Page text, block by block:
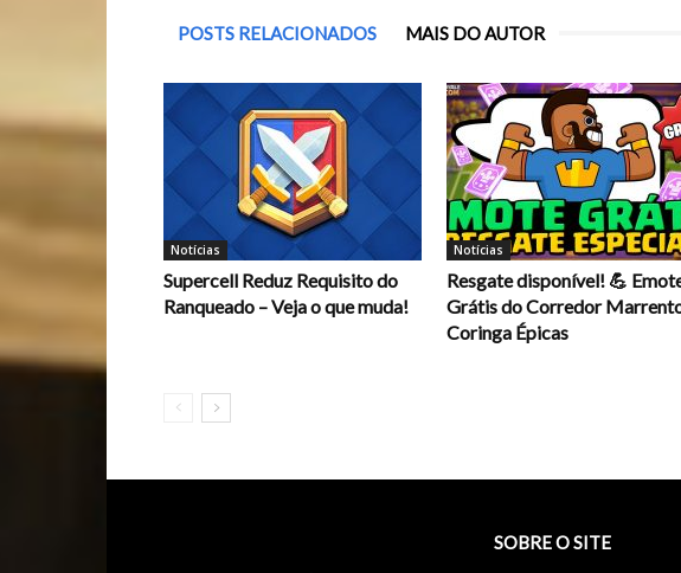
POSTS RELACIONADOS MAIS DO AUTOR
Notícias
Supercell Reduz Requisito do
Ranqueado – Veja o que muda!
Notícias
Resgate disponível! 💪
Grátis do Corredor
Coringa Épicas
SOBRE O SITE